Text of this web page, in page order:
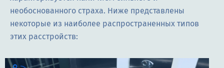
необоснованного страха. Ниже представлены
некоторые из наиболее распространенных типов
этих расстройств: